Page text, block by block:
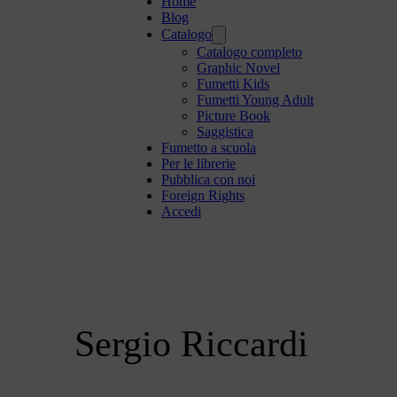
Blog
Catalogo
Catalogo completo
Graphic Novel
Fumetti Kids
Fumetti Young Adult
Picture Book
Saggistica
Fumetto a scuola
Per le librerie
Pubblica con noi
Foreign Rights
Accedi
Sergio Riccardi